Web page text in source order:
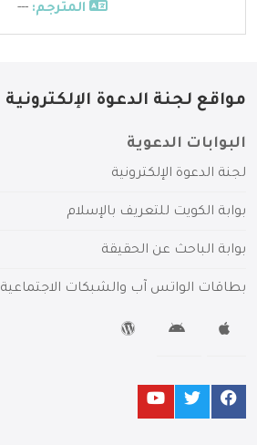
المترجم: ---
مواقع لجنة الدعوة الإلكترونية
البوابات الدعوية
لجنة الدعوة الإلكترونية
بوابة الكويت للتعريف بالإسلام
بوابة الباحث عن الحقيقة
بطاقات الواتس آب والشبكات الاجتماعية